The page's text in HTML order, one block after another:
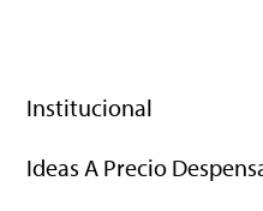
Institucional
Ideas A Precio